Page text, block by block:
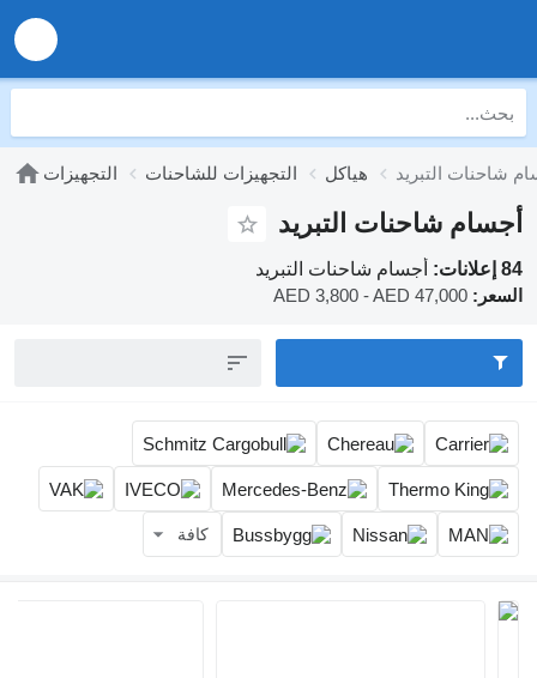
التجهيزات التجهيزات للشاحنات هياكل
التبريد
AED 3,800
كافة